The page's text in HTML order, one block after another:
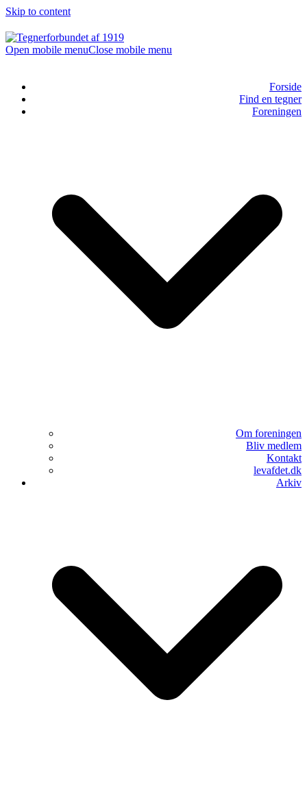
Skip to content
Open mobile menuClose mobile menu
Forside
Find en tegner
Foreningen
Om foreningen
Bliv medlem
Kontakt
levafdet.dk
Arkiv